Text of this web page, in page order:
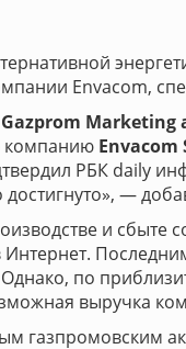
Envacom,
Gazprom Marketing
компанию Envacom
РБК daily
—
и
по
выручка
газпромовским